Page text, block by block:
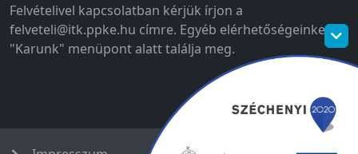
Felvételivel kapcsolatban kérjük írjon a
felveteli@itk.ppke.hu címre. Egyéb elérhetőségeinket a
"Karunk" menüpont alatt találja meg.